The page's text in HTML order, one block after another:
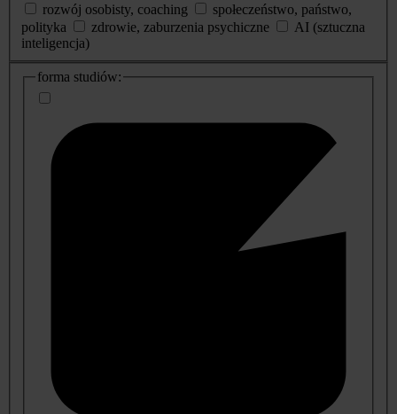
rozwój osobisty, coaching
społeczeństwo, państwo,
polityka
zdrowie, zaburzenia psychiczne
AI (sztuczna
inteligencja)
dodatkowe
informacje
forma studiów: